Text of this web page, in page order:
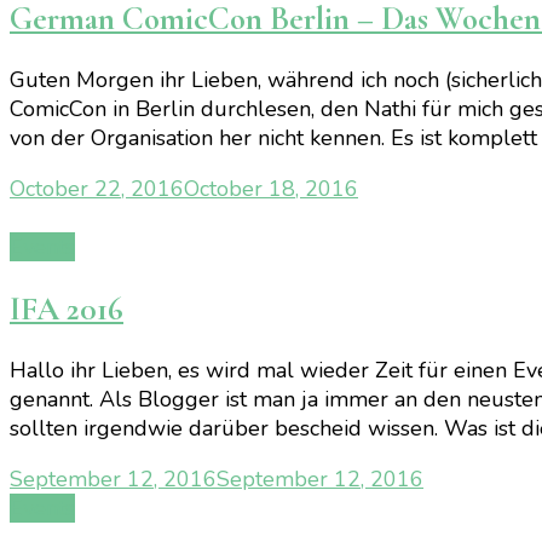
German ComicCon Berlin – Das
Guten Morgen ihr Lieben, während ich noch
ComicCon in Berlin durchlesen, den Nathi für mich
von der Organisation her nicht kennen. Es ist
October 22, 2016October 18, 2016
IFA 2016
Hallo ihr Lieben, es wird mal wieder Zeit für einen
genannt. Als Blogger ist man ja immer an den
sollten irgendwie darüber bescheid wissen. Was ist
September 12, 2016September 12, 2016